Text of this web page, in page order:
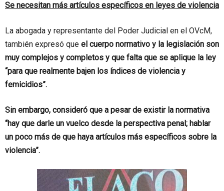
Se necesitan más artículos específicos en leyes de violencia
La abogada y representante del Poder Judicial en el OVcM,
también expresó que el cuerpo normativo y la legislación son
muy complejos y completos y que falta que se aplique la ley
“para que realmente bajen los índices de violencia y
femicidios”.
Sin embargo, consideró que a pesar de existir la normativa
“hay que darle un vuelco desde la perspectiva penal; hablar
un poco más de que haya artículos más específicos sobre la
violencia”.